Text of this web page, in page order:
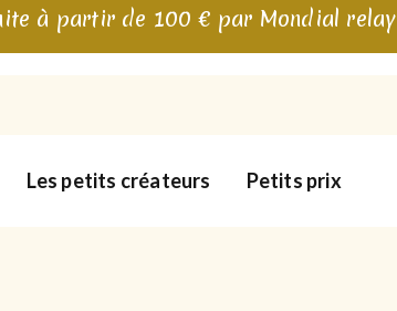
à partir de 100 € par Mondial relay
Les petits créateurs Petits prix